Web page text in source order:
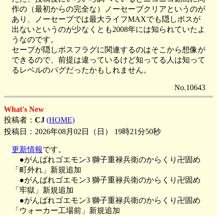
作の（最初からの完全な）ノーセーブクリアというのが
あり、ノーセーブでは最大ライフMAXでも隠しボスが
出ないというのが少なくとも2008年には知られていたよ
うなのです。
セーブが隠しボスフラグに関連するのはそこから想像が
できるので、前提は違っているけど知ってる人は知って
るレベルのバグだったかもしれません。
No.10643
What's New
投稿者： CJ (HOME)
投稿日：2026年08月02日（日） 19時21分50秒
更新情報です。
●がんばれゴエモン3 獅子重禄兵衛のからくり卍固め
「町外れ」新規追加
●がんばれゴエモン3 獅子重禄兵衛のからくり卍固め
「牢獄」新規追加
●がんばれゴエモン3 獅子重禄兵衛のからくり卍固め
「ウォーカー工場前」新規追加